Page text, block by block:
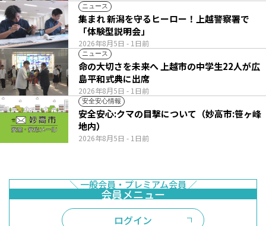
ニュース
2026年8月5日 - 1日前
集まれ 新潟を守るヒーロー！上越警察署で
「体験型説明会」
ニュース
2026年8月5日 - 1日前
命の大切さを未来へ 上越市の中学生22人が広
島平和式典に出席
安全安心情報
2026年8月5日 - 1日前
安全安心:クマの目撃について（妙高市:笹ヶ峰
地内）
ログイン